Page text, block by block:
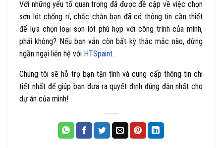
Với những yếu tố quan trọng đã được đề cập về việc chọn
sơn lót chống rỉ, chắc chắn bạn đã có thông tin cần thiết
để lựa chọn loại sơn lót phù hợp với công trình của mình,
phải không? Nếu bạn vẫn còn bất kỳ thắc mắc nào, đừng
ngần ngại liên hệ với HTSpaint.
Chúng tôi sẽ hỗ trợ bạn tận tình và cung cấp thông tin chi
tiết nhất để giúp bạn đưa ra quyết định đúng đắn nhất cho
dự án của mình!